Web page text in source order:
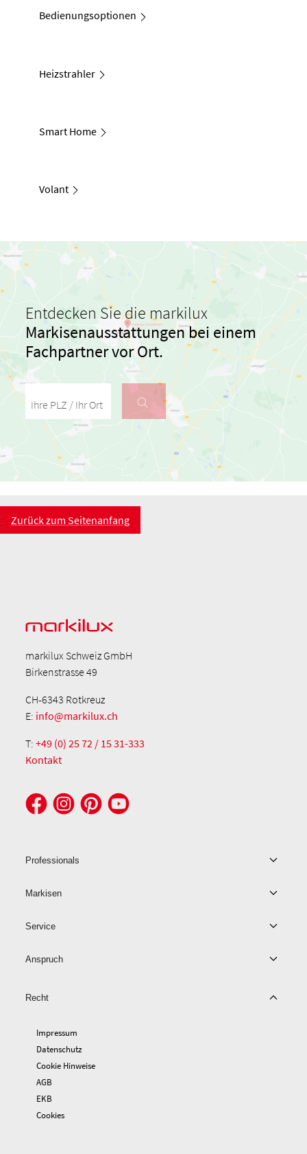
Bedienungsoptionen
Heizstrahler
Smart Home
Volant
Entdecken Sie die markilux
Markisenausstattungenbei einem
Fachpartner vor Ort.
Ihre PLZ / Ihr Ort
Zurück zum Seitenanfang
markilux Schweiz GmbH
Birkenstrasse 49
CH-6343 Rotkreuz
E: info@markilux.ch
T:+49 (0) 25 72 / 15 31-333
Kontakt
Professionals
Markisen
Service
Anspruch
Recht
Impressum
Datenschutz
Cookie Hinweise
AGB
EKB
Cookies